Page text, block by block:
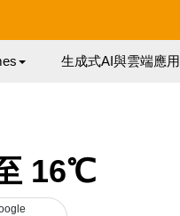
生成式AI與雲端應用
16℃